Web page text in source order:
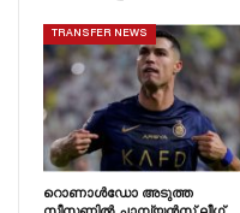
TRANSFER NEWS
റൊണാൾഡോ അടുത്ത